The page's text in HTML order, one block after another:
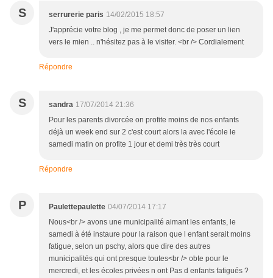
S serrurerie paris 14/02/2015 18:57
J'apprécie votre blog , je me permet donc de poser un lien
vers le mien .. n'hésitez pas à le visiter. <br /> Cordialement
Répondre
S sandra 17/07/2014 21:36
Pour les parents divorcée on profite moins de nos enfants
déjà un week end sur 2 c'est court alors la avec l'école le
samedi matin on profite 1 jour et demi très très court
Répondre
P Paulettepaulette 04/07/2014 17:17
Nous<br /> avons une municipalité aimant les enfants, le
samedi à été instaure pour la raison que l enfant serait moins
fatigue, selon un pschy, alors que dire des autres
municipalités qui ont presque toutes<br /> obte pour le
mercredi, et les écoles privées n ont Pas d enfants fatigués ?